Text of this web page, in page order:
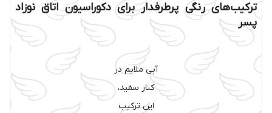
ترکیب‌های رنگی پرطرفدار برای دکوراسیون اتاق نوزاد
پسر
آبی ملایم در
کنار سفید،
این ترکیب